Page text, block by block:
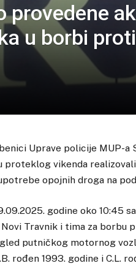
provedene
u borbi
Uprave policije MUP-a
proteklog vikenda
opojnih droga na
godine oko 10:45
Travnik i tima za borbu
putničkog motornog
rođen 1993. godine i C.L.